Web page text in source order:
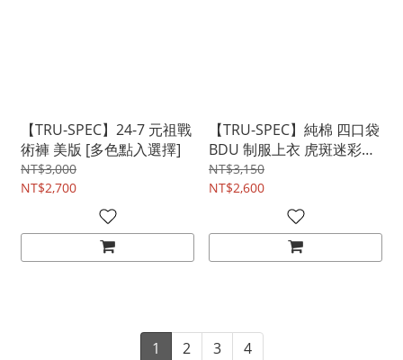
【TRU-SPEC】24-7 元祖戰
術褲 美版 [多色點入選擇]
NT$3,000
NT$2,700
【TRU-SPEC】純棉 四口袋
BDU 制服上衣 虎斑迷彩
[多色點入選擇]
NT$3,150
NT$2,600
1 2 3 4